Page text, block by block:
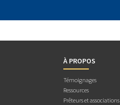
À PROPOS
Témoignages
Ressources
Prêteurs et associations